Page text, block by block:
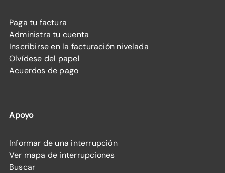
Paga tu factura
Administra tu cuenta
Inscribirse en la facturación nivelada
Olvídese del papel
Acuerdos de pago
Apoyo
Informar de una interrupción
Ver mapa de interrupciones
Buscar